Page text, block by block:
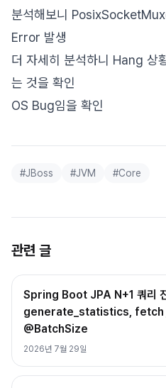
분석해보니
Error 발생
더 자세히 분석하니 Hang 상
는 것을 확인
OS Bug임을 확인
#JBoss #JVM #Core
관련 글
Spring Boot JPA N+1 쿼리
generate_statistics, fetch
@BatchSize
2026년 7월 29일